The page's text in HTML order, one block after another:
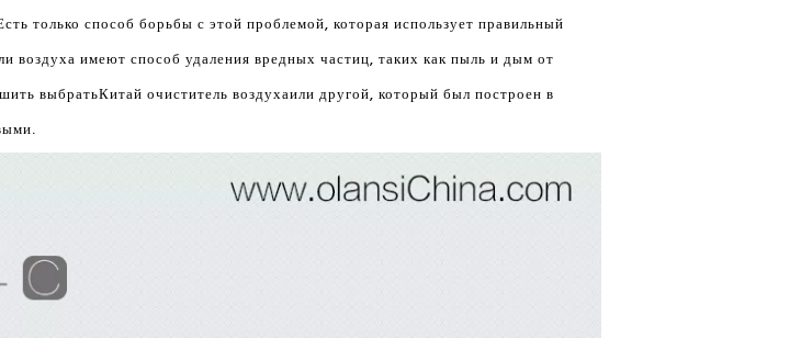
только способ борьбы с этой проблемой, которая использует правильный
воздуха имеют способ удаления вредных частиц, таких как пыль и дым от
выбратьКитай очиститель воздухаили другой, который был построен в